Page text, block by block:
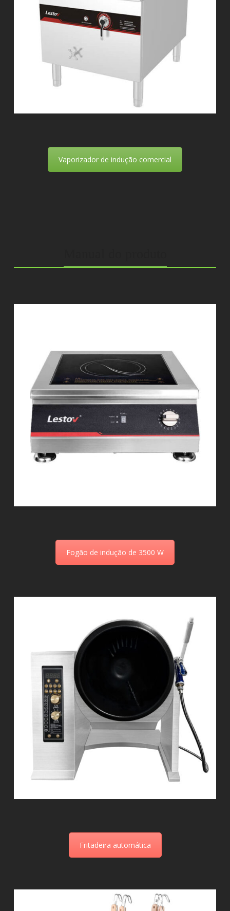
Vaporizador de indução comercial
Fogão de indução de 3500 W
Fritadeira automática